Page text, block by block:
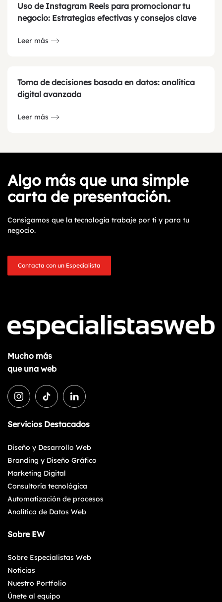
Uso de Instagram Reels para promocionar tu
negocio: Estrategias efectivas y consejos clave
Leer más
Toma de decisiones basada en datos: analítica
digital avanzada
Leer más
Algo más que una simple
carta de presentación.
Consigamos que la tecnología trabaje por ti y para tu
negocio.
Contacta con un Especialista
Mucho más
que una web
Servicios Destacados
Diseño y Desarrollo Web
Branding y Diseño Gráfico
Marketing Digital
Consultoría tecnológica
Automatización de procesos
Analítica de Datos Web
Sobre EW
Sobre Especialistas Web
Noticias
Nuestro Portfolio
Únete al equipo